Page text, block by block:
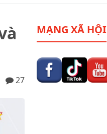
27
MẠNG XÃ HỘI